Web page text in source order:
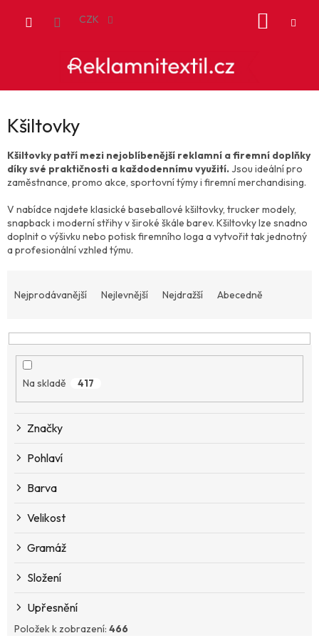
CZK
Kšiltovky
Kšiltovky patří mezi nejoblíbenější reklamní a firemní doplňky
díky své praktičnosti a každodennímu využití. Jsou ideální pro
zaměstnance, promo akce, sportovní týmy i firemní merchandising.
V nabídce najdete klasické baseballové kšiltovky, trucker modely,
snapback i moderní střihy v široké škále barev. Kšiltovky lze snadno
doplnit o výšivku nebo potisk firemního loga a vytvořit tak jednotný
a profesionální vzhled týmu.
a
n
Nejprodávanější Nejlevnější Nejdražší Abecedně
Na skladě 417
Značky
Pohlaví
Barva
Velikost
Gramáž
Složení
Upřesnění
Položek k zobrazení: 466